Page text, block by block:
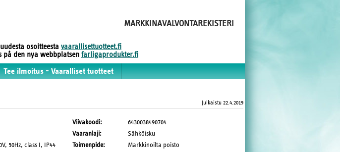
MARKKINAVALVONTAREKISTERI
osoitteesta vaarallisettuotteet.fi
den nya webbplatsen farligaprodukter.fi
Tee ilmoitus - Vaaralliset tuotteet
Julkaistu 22.4.2019
50Hz, class I, IP44
Viivakoodi:
6430038490704
Vaaranlaji:
Sähköisku
Toimenpide:
Markkinoilta poisto